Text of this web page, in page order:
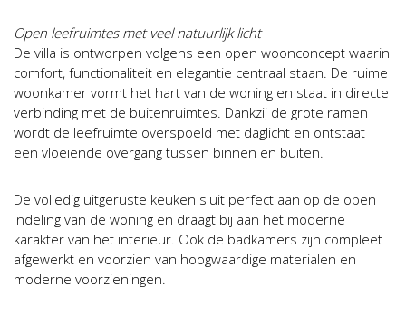
Open leefruimtes met veel natuurlijk licht
De villa is ontworpen volgens een open woonconcept waarin
comfort, functionaliteit en elegantie centraal staan. De ruime
woonkamer vormt het hart van de woning en staat in directe
verbinding met de buitenruimtes. Dankzij de grote ramen
wordt de leefruimte overspoeld met daglicht en ontstaat
een vloeiende overgang tussen binnen en buiten.
De volledig uitgeruste keuken sluit perfect aan op de open
indeling van de woning en draagt bij aan het moderne
karakter van het interieur. Ook de badkamers zijn compleet
afgewerkt en voorzien van hoogwaardige materialen en
moderne voorzieningen.